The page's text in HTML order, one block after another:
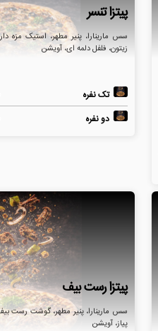
پیتزا تنسر
سس مارینارا، پنیر مطهر، استیک مزه
زیتون، فلفل دلمه ای، آویشن
تک نفره
دو نفره
پیتزا رست بیف
سس مارینارا، پنیر مطهر، گوشت رست بیف
پیاز، آویشن